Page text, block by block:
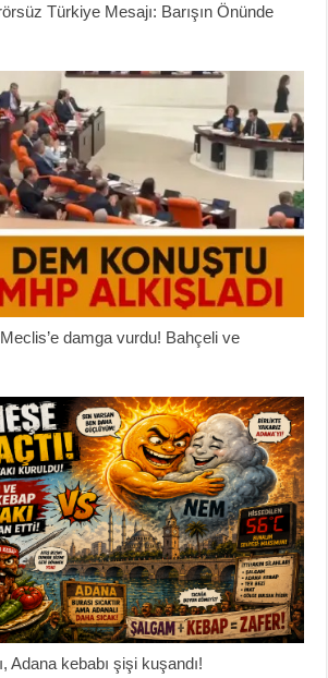
Türkiye Mesajı: Barışın Önünde
Meclis’e damga vurdu! Bahçeli ve
Adana kebabı şişi kuşandı!